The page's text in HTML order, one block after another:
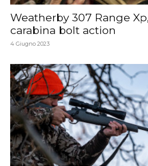
Weatherby 307 Range
carabina bolt action
4 Giugno 2023